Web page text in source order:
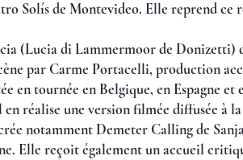
Solís de Montevideo. Elle reprend ce
(Lucia di Lammermoor de Donizetti)
par Carme Portacelli, production
en tournée en Belgique, en Espagne
réalise une version filmée diffusée à
notamment Demeter Calling de
Elle reçoit également un accueil